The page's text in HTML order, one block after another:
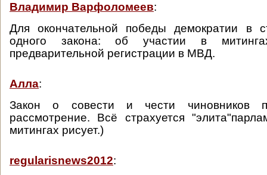
Владимир Варфоломеев:
Для окончательной победы демократии в
одного закона: об участии в
предварительной регистрации в МВД.
Алла:
Закон о совести и чести чиновников
рассмотрение. Всё страхуется
митингах рисует.)
regularisnews2012: